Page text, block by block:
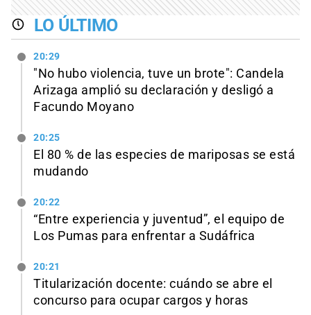
LO ÚLTIMO
20:29
"No hubo violencia, tuve un brote": Candela
Arizaga amplió su declaración y desligó a
Facundo Moyano
20:25
El 80 % de las especies de mariposas se está
mudando
20:22
“Entre experiencia y juventud”, el equipo de
Los Pumas para enfrentar a Sudáfrica
20:21
Titularización docente: cuándo se abre el
concurso para ocupar cargos y horas